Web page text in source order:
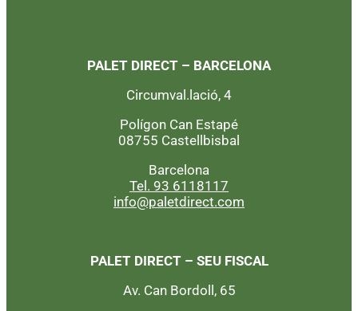
PALET DIRECT – BARCELONA
Circumval.lació, 4
Polígon Can Estapé
08755 Castellbisbal
Barcelona
Tel. 93 6118117
info@paletdirect.com
PALET DIRECT – SEU FISCAL
Av. Can Bordoll, 65